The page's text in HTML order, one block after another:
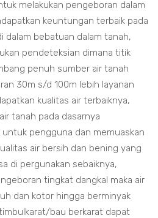
melakukan pengeboran dalam
keuntungan terbaik pada
dalam bebatuan dalam tanah,
pendeteksian dimana titik
penuh sumber air tanah
30m s/d 100m lebih layanan
kualitas air terbaiknya,
tanah pada dasarnya
pengguna dan memuaskan
air bersih dan bening yang
di pergunakan sebaiknya,
tingkat dangkal maka air
dan kotor hingga berminyak
bau berkarat dapat